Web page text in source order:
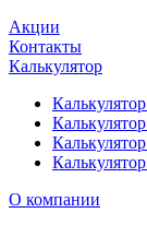
Акции
Контакты
Калькулятор
О компании